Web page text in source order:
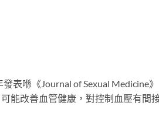
表喺《Journal of Sexual Medicine
能改善血管健康，對控制血壓有間